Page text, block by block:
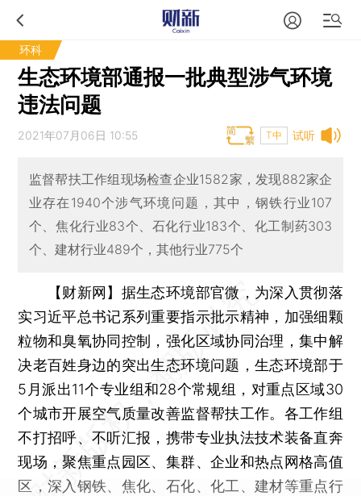
环科
生态环境部通报一批典型涉气环境
违法问题
试听
2021年07月06日 10:55 T中
监督帮扶工作组现场检查企业1582家，发现882家企
业存在1940个涉气环境问题，其中，钢铁行业107
个、焦化行业83个、石化行业183个、化工制药303
个、建材行业489个，其他行业775个
【财新网】 据生态环境部官微，为深入贯彻落
实习近平总书记系列重要指示批示精神，加强细颗
粒物和臭氧协同控制，强化区域协同治理，集中解
决老百姓身边的突出生态环境问题，生态环境部于
5月派出11个专业组和28个常规组，对重点区域30
个城市开展空气质量改善监督帮扶工作。各工作组
不打招呼、不听汇报，携带专业执法技术装备直奔
现场，聚焦重点园区、集群、企业和热点网格高值
区，深入钢铁、焦化、石化、化工、建材等重点行